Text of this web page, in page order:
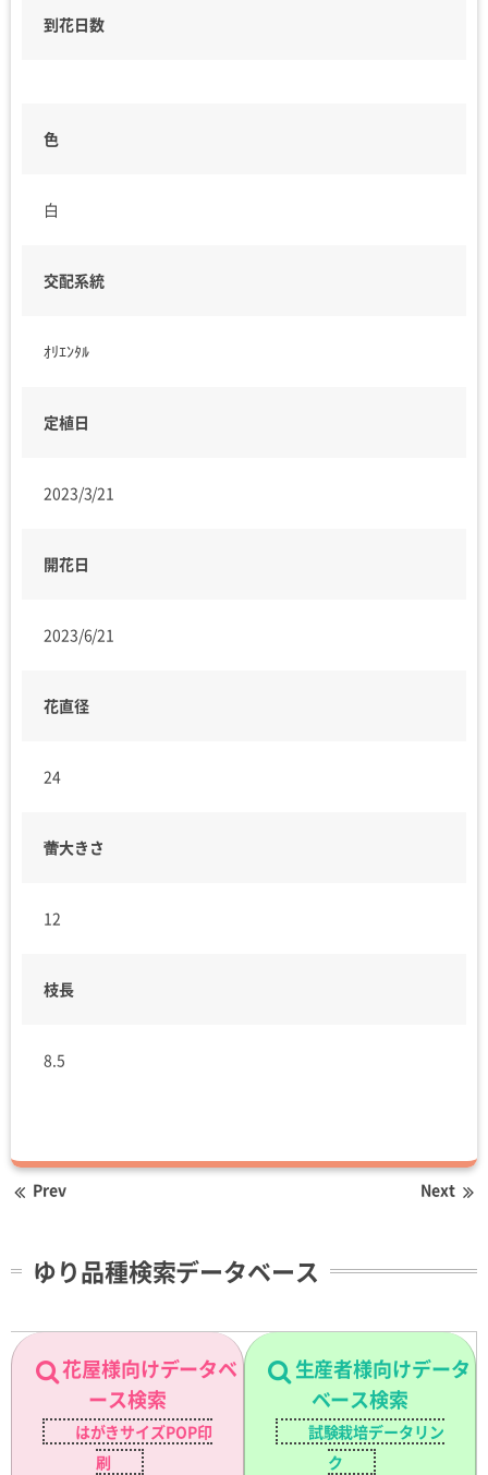
到花日数
色
白
交配系統
ｵﾘｴﾝﾀﾙ
定植日
2023/3/21
開花日
2023/6/21
花直径
24
蕾大きさ
12
枝長
8.5
Prev Next
ゆり品種検索データベース
花屋様向けデータベ
ース検索
はがきサイズPOP印
刷
生産者様向けデータ
ベース検索
試験栽培データリン
ク